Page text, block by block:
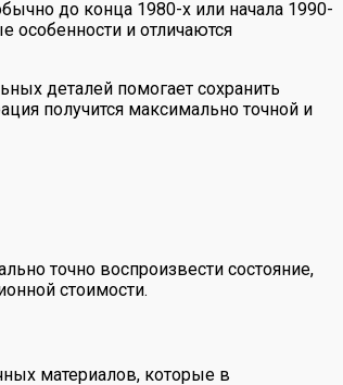
до конца 1980-х или начала 1990-
особенности и отличаются
деталей помогает сохранить
получится максимально точной и
точно воспроизвести состояние,
стоимости.
материалов, которые в